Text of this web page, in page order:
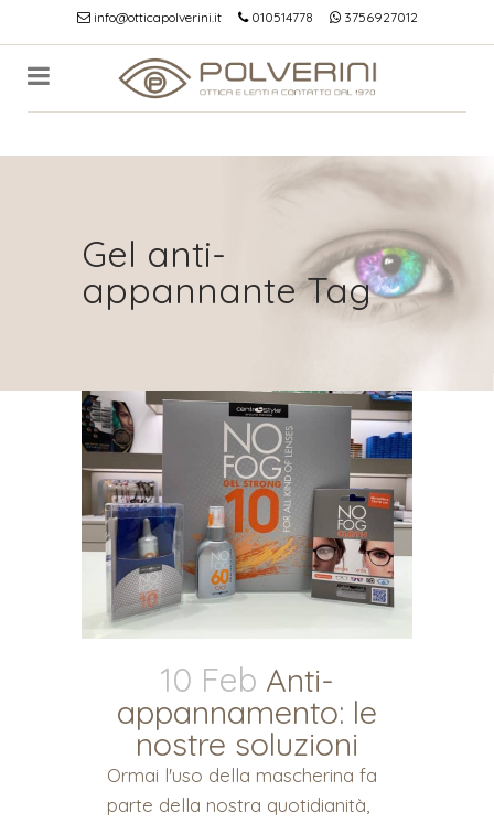
info@otticapolverini.it 010514778 3756927012
Gel anti-
appannante Tag
10 Feb Anti-
appannamento: le
nostre soluzioni
Ormai l'uso della mascherina fa
parte della nostra quotidianità,